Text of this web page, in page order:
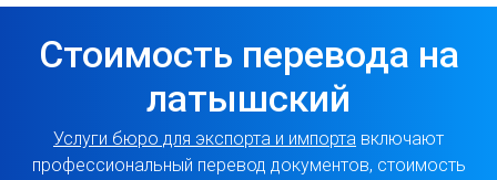
Стоимость перевода на
латышский
Услуги бюро для экспорта и импорта включают
профессиональный перевод документов, стоимость